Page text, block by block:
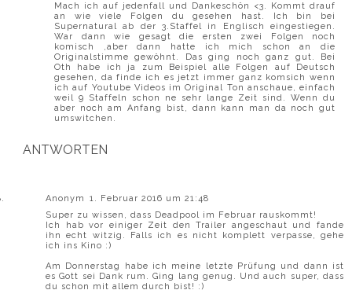
Mach ich auf jedenfall und Dankeschön <3. Kommt drauf
an wie viele Folgen du gesehen hast. Ich bin bei
Supernatural ab der 3.Staffel in Englisch eingestiegen.
War dann wie gesagt die ersten zwei Folgen noch
komisch ,aber dann hatte ich mich schon an die
Originalstimme gewöhnt. Das ging noch ganz gut. Bei
Oth habe ich ja zum Beispiel alle Folgen auf Deutsch
gesehen, da finde ich es jetzt immer ganz komsich wenn
ich auf Youtube Videos im Original Ton anschaue, einfach
weil 9 Staffeln schon ne sehr lange Zeit sind. Wenn du
aber noch am Anfang bist, dann kann man da noch gut
umswitchen.
ANTWORTEN
Anonym
1. Februar 2016 um 21:48
Super zu wissen, dass Deadpool im Februar rauskommt!
Ich hab vor einiger Zeit den Trailer angeschaut und fande
ihn echt witzig. Falls ich es nicht komplett verpasse, gehe
ich ins Kino :)
Am Donnerstag habe ich meine letzte Prüfung und dann ist
es Gott sei Dank rum. Ging lang genug. Und auch super, dass
du schon mit allem durch bist! :)